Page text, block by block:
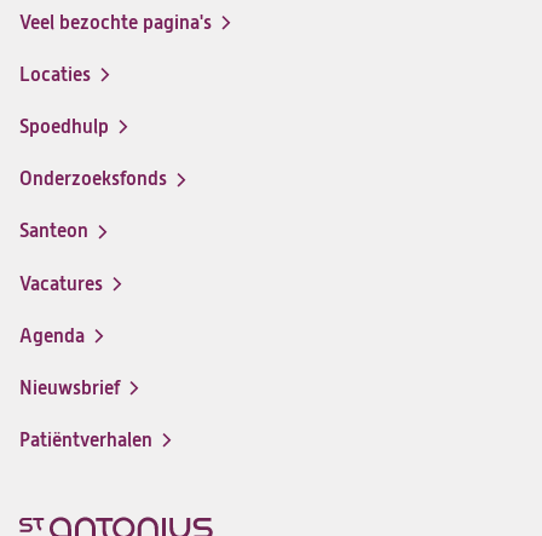
Veel bezochte pagina's
Locaties
Spoedhulp
Onderzoeksfonds
Santeon
(opent
in
nieuwe
Vacatures
(opent
in
nieuwe
Agenda
Nieuwsbrief
Patiëntverhalen